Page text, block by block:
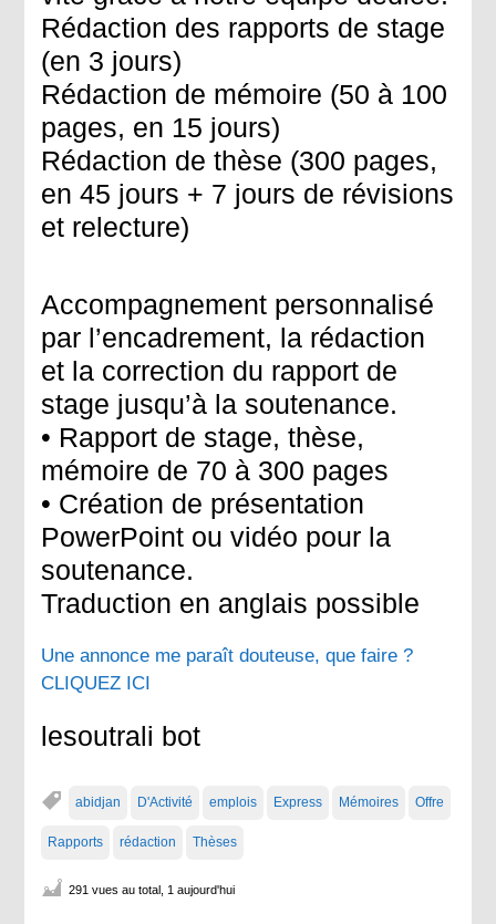
Rédaction des rapports de stage
(en 3 jours)
Rédaction de mémoire (50 à 100
pages, en 15 jours)
Rédaction de thèse (300 pages,
en 45 jours + 7 jours de révisions
et relecture)
Accompagnement personnalisé
par l’encadrement, la rédaction
et la correction du rapport de
stage jusqu’à la soutenance.
• Rapport de stage, thèse,
mémoire de 70 à 300 pages
• Création de présentation
PowerPoint ou vidéo pour la
soutenance.
Traduction en anglais possible
Une annonce me paraît douteuse, que faire ?
CLIQUEZ ICI
lesoutrali bot
abidjan D'Activité emplois Express Mémoires Offre
Rapports rédaction Thèses
291 vues au total, 1 aujourd'hui